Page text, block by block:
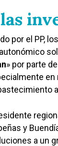
por el PP,
» por parte
en
y
a un